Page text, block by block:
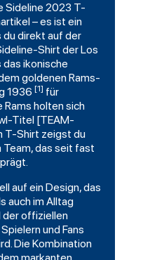
Sideline 2023 T-
– es ist ein
du direkt auf der
Shirt der Los
ikonische
goldenen Rams-
1936 [1] für
holten sich
Titel [TEAM-
T-Shirt zeigst du
das seit fast
auf ein Design, das
auch im Alltag
der offiziellen
und Fans
Die Kombination